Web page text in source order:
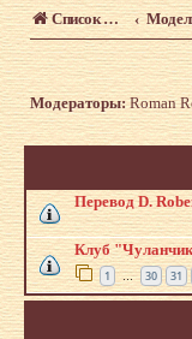
Список форумов
Модераторы: Roman
Перевод D.
Клуб
1 … 30 31